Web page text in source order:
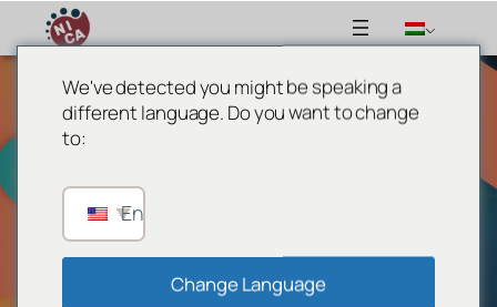
tartalomhoz
We've detected you might be speaking a
different language. Do you want to change
to:
English
Change Language